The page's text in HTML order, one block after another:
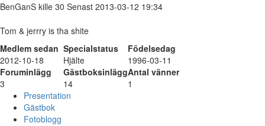
BenGanS kille 30 Senast 2013-03-12 19:34
Tom & jerrry is tha shite
Medlem sedan Specialstatus
Födelsedag
2012-10-18
Hjälte
1996-03-11
Foruminlägg
GästboksinläggAntal vänner
3
14
1
Presentation
Gästbok
Fotoblogg